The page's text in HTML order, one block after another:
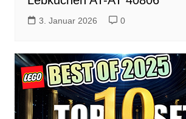
3. Januar 2026 0